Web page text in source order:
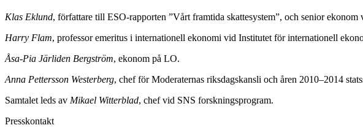
Klas Eklund, författare till ESO-rapporten ”Vårt framtida skattesystem”, och senior
Harry Flam, professor emeritus i internationell ekonomi vid Institutet för internationell
Åsa-Pia Järliden Bergström, ekonom på LO.
Anna Pettersson Westerberg, chef för Moderaternas riksdagskansli och åren 2010–2014
Samtalet leds av Mikael Witterblad, chef vid SNS forskningsprogram.
Presskontakt